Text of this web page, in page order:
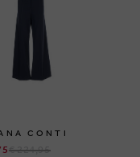
CONTI
€ 224,95